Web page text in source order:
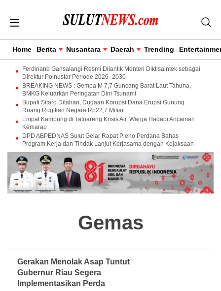
Home Berita Nusantara Daerah Trending
Ferdinand Gansalangi Resmi Dilantik Menteri Diktisaintek sebagai
Direktur Polnustar Periode 2026–2030
BREAKING NEWS : Gempa M 7,7 Guncang Barat Laut Tahuna,
BMKG Keluarkan Peringatan Dini Tsunami
Bupati Sitaro Ditahan, Dugaan Korupsi Dana Erupsi Gunung
Ruang Rugikan Negara Rp22,7 Miliar
Empat Kampung di Tatoareng Krisis Air, Warga Hadapi Ancaman
Kemarau
DPD ABPEDNAS Sulut Gelar Rapat Pleno Perdana Bahas
Program Kerja dan Tindak Lanjut Kerjasama dengan Kejaksaan
Gemas
Gerakan Menolak Asap Tuntut
Gubernur Riau Segera
Implementasikan Perda